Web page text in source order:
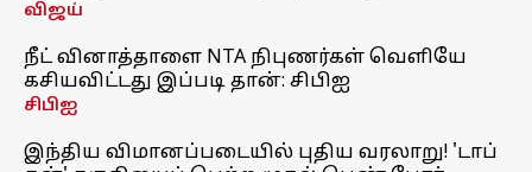
விஜய்
நீட் வினாத்தாளை NTA நிபுணர்கள் வெளியே
கசியவிட்டது இப்படி தான்: சிபிஐ
சிபிஐ
இந்திய விமானப்படையில் புதிய வரலாறு! 'டாப்